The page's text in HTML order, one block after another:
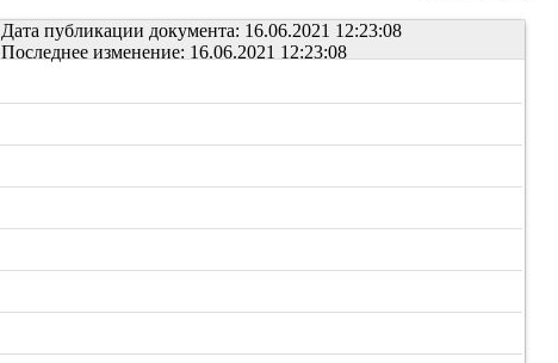
Дата публикации документа: 16.06.2021 12:23:08
Последнее изменение: 16.06.2021 12:23:08